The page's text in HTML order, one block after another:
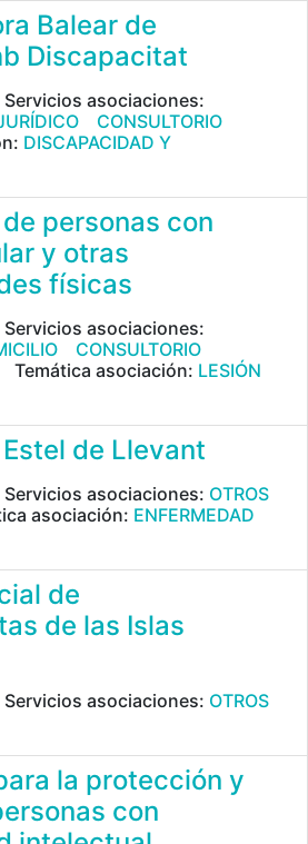
Balear de
Discapacitat
Servicios asociaciones:
CONSULTORIO
DISCAPACIDAD Y
personas con
y otras
físicas
Servicios asociaciones:
CONSULTORIO
Temática asociación: LESIÓN
de Llevant
Servicios asociaciones: OTROS
asociación: ENFERMEDAD
de
de las Islas
Servicios asociaciones: OTROS
la protección y
con